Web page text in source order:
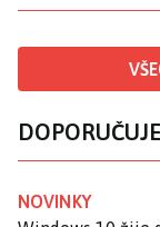
NOVINKY